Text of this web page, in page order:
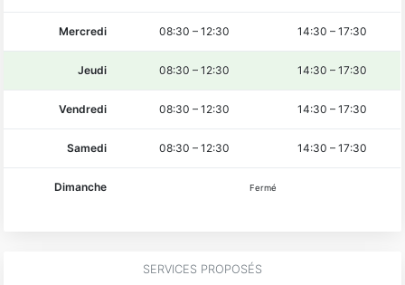
Mercredi 08:30 – 12:30 14:30 – 17:30
Jeudi 08:30 – 12:30 14:30 – 17:30
Vendredi 08:30 – 12:30 14:30 – 17:30
Samedi 08:30 – 12:30 14:30 – 17:30
Dimanche Fermé
SERVICES PROPOSÉS